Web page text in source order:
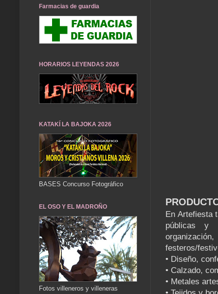
En Artefiesta
públicas y
festeros/
• Diseño,
• Calzado,
• Metales
Farmacias de guardia
HORARIOS LEYENDAS 2026
KATAKÍ LA BAJOKA 2026
BASES Concurso Fotográfico
EL OSO Y EL MADROÑO
Fotos villeneros y villeneras